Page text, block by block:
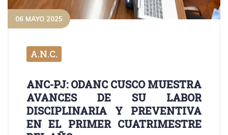
06 MAYO 2025
A.N.C.
ANC-PJ: ODANC CUSCO MUESTRA
AVANCES DE SU LABOR
DISCIPLINARIA Y PREVENTIVA
EN EL PRIMER CUATRIMESTRE